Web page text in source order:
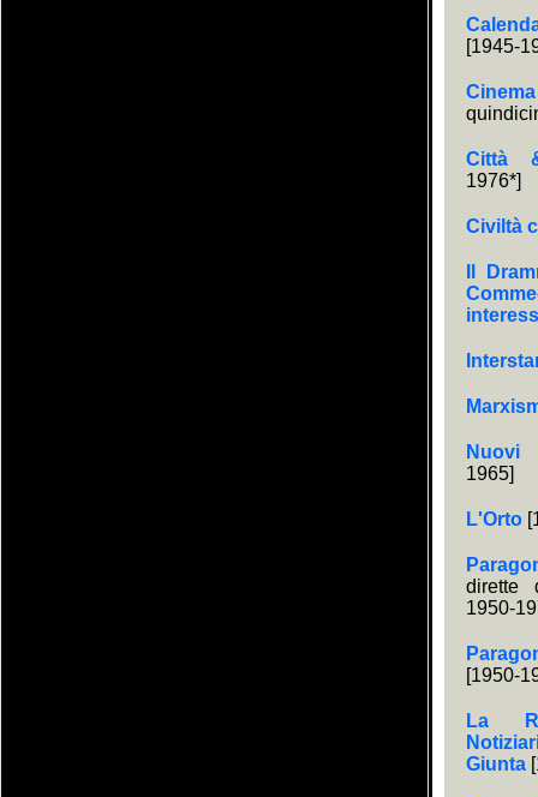
[1945-
Città
1976*]
Civiltà
Il
Nuovi
1965]
L'Orto
dirette
1950-
[1950-
La
Giunta